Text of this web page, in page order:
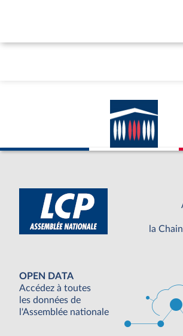
la
OPEN DATA
Accédez à toutes
les données de
l'Assemblée nationale